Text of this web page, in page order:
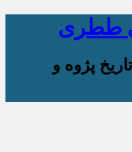
ططری
پژوه و